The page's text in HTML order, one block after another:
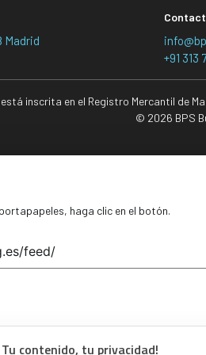
Tu contenido, tu privacidad!
Madrid
+91 313
está inscrita en el Registro Mercantil de
© 2026 BPS
haga clic en el botón.